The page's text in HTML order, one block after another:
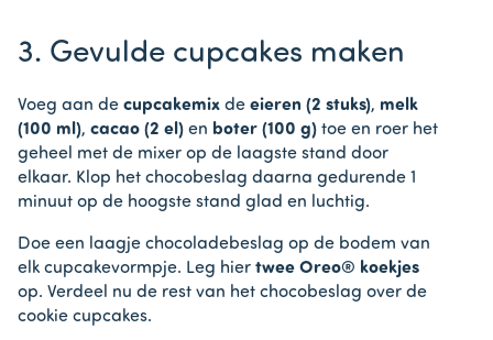
3. Gevulde cupcakes maken
Voeg aan de cupcakemix de eieren (2 stuks), melk
(100 ml), cacao (2 el) en boter (100 g) toe en roer het
geheel met de mixer op de laagste stand door
elkaar. Klop het chocobeslag daarna gedurende 1
minuut op de hoogste stand glad en luchtig.
Doe een laagje chocoladebeslag op de bodem van
elk cupcakevormpje. Leg hier twee Oreo® koekjes
op. Verdeel nu de rest van het chocobeslag over de
cookie cupcakes.